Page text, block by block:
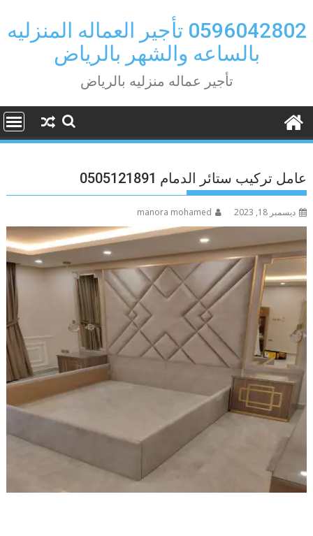
to
content
0596042802 تأجير العماله المنزليه
بالساعه والشهر بالرياض
تأجير عماله منزليه بالرياض
عامل تركيب ستائر الدمام 0505121891
ديسمبر 18, 2023 manora mohamed